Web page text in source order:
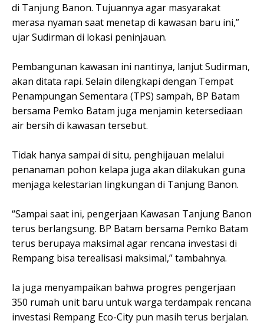
di Tanjung Banon. Tujuannya agar masyarakat
merasa nyaman saat menetap di kawasan baru ini,”
ujar Sudirman di lokasi peninjauan.
Pembangunan kawasan ini nantinya, lanjut Sudirman,
akan ditata rapi. Selain dilengkapi dengan Tempat
Penampungan Sementara (TPS) sampah, BP Batam
bersama Pemko Batam juga menjamin ketersediaan
air bersih di kawasan tersebut.
Tidak hanya sampai di situ, penghijauan melalui
penanaman pohon kelapa juga akan dilakukan guna
menjaga kelestarian lingkungan di Tanjung Banon.
“Sampai saat ini, pengerjaan Kawasan Tanjung Banon
terus berlangsung. BP Batam bersama Pemko Batam
terus berupaya maksimal agar rencana investasi di
Rempang bisa terealisasi maksimal,” tambahnya.
Ia juga menyampaikan bahwa progres pengerjaan
350 rumah unit baru untuk warga terdampak rencana
investasi Rempang Eco-City pun masih terus berjalan.